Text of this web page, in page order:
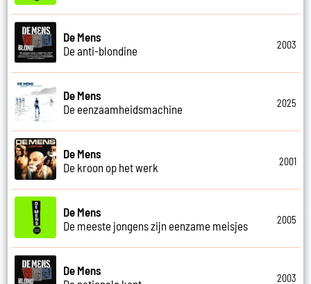
De Mens
De anti-blondine
2003
De Mens
De eenzaamheidsmachine
2025
De Mens
De kroon op het werk
2001
De Mens
De meeste jongens zijn eenzame meisjes
2005
De Mens
2003